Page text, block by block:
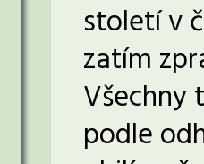
století v
zatím
Všechny
podle